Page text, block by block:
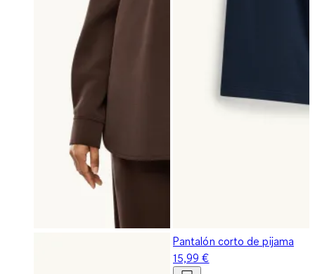
Pantalón corto de pijama
15,99 €